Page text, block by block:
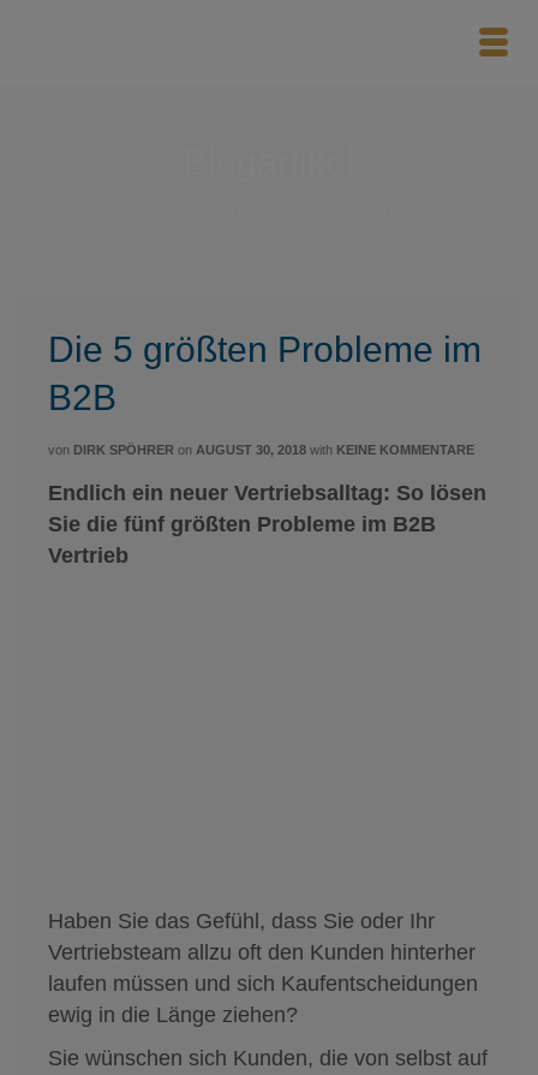
Die 5 größten Probleme im
B2B
von DIRK SPÖHRER on AUGUST 30, 2018 with KEINE KOMMENTARE
Endlich ein neuer Vertriebsalltag: So lösen
Sie die fünf größten Probleme im B2B
Vertrieb
Haben Sie das Gefühl, dass Sie oder Ihr
Vertriebsteam allzu oft den Kunden hinterher
laufen müssen und sich Kaufentscheidungen
ewig in die Länge ziehen?
Sie wünschen sich Kunden, die von selbst auf